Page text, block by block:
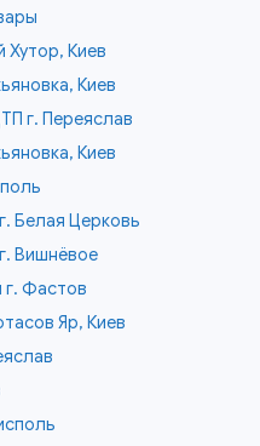
Хутор, Киев
Киев
г. Переяслав
Киев
Белая Церковь
Вишнёвое
г. Фастов
Яр, Киев